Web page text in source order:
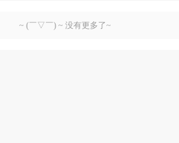
~ (￣▽￣) ~ 没有更多了~